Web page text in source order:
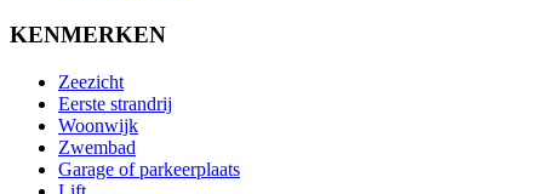
KENMERKEN
Zeezicht
Eerste strandrij
Woonwijk
Zwembad
Garage of parkeerplaats